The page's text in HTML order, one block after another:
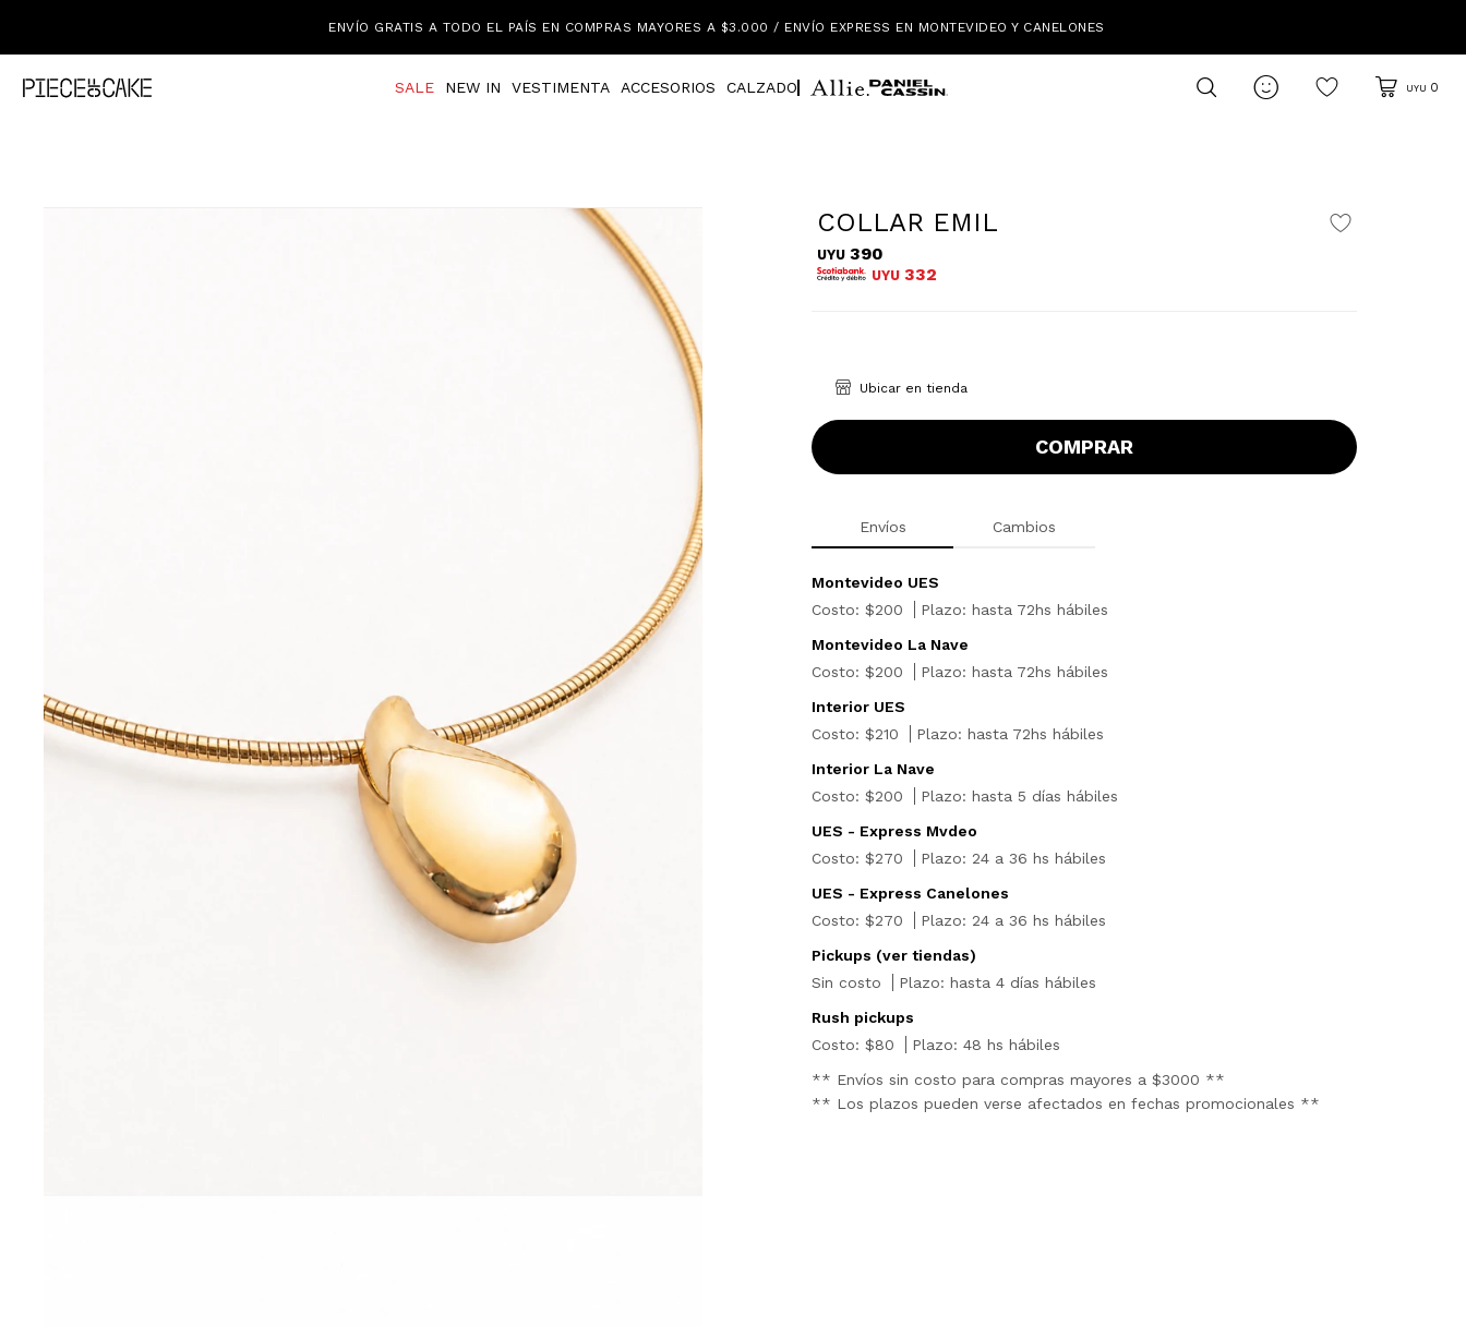
ENVÍO GRATIS A TODO EL PAÍS EN COMPRAS MAYORES A $3.000 / ENVÍO EXPRESS EN MONTEVIDEO Y CANELONES
SALE NEW IN VESTIMENTA ACCESORIOS CALZADO  UYU 0
COLLAR EMIL
UYU 390
UYU 332
Ubicar en tienda
COMPRAR
Envíos Cambios
Montevideo UES
Costo: $200
Plazo: hasta 72hs hábiles
Montevideo La Nave
Costo: $200
Plazo: hasta 72hs hábiles
Interior UES
Costo: $210
Plazo: hasta 72hs hábiles
Interior La Nave
Costo: $200
Plazo: hasta 5 días hábiles
UES - Express Mvdeo
Costo: $270
Plazo: 24 a 36 hs hábiles
UES - Express Canelones
Costo: $270
Plazo: 24 a 36 hs hábiles
Pickups (ver tiendas)
Sin costo
Plazo: hasta 4 días hábiles
Rush pickups
Costo: $80
Plazo: 48 hs hábiles
** Envíos sin costo para compras mayores a $3000 **
** Los plazos pueden verse afectados en fechas promocionales **